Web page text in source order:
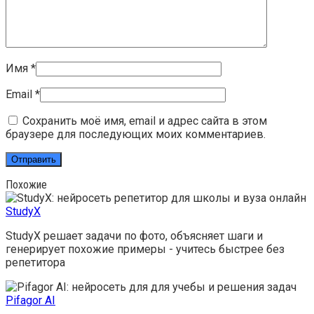
Имя *
Email *
Сохранить моё имя, email и адрес сайта в этом
браузере для последующих моих комментариев.
Похожие
StudyX
StudyX решает задачи по фото, объясняет шаги и
генерирует похожие примеры - учитесь быстрее без
репетитора
Pifagor AI